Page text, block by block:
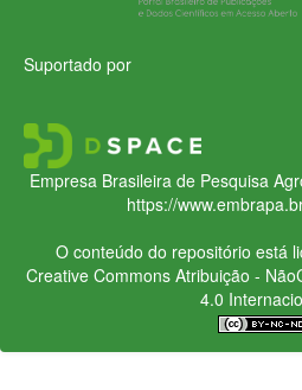
Suportado por
Empresa Brasileira de Pesquisa
https://
O conteúdo do repositório está
Creative CommonsAtribuição -
4.0